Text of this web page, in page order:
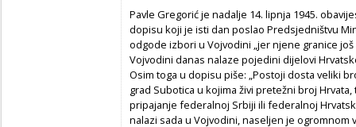
Pavle Gregorić je nadalje 14. lipnja 1945.
dopisu koji je isti dan poslao Predsjedništvu
odgode izbori u Vojvodini „jer njene granice
Vojvodini danas nalaze pojedini dijelovi
Osim toga u dopisu piše: „Postoji dosta veliki
grad Subotica u kojima živi pretežni broj
pripajanje federalnoj Srbiji ili federalnoj
nalazi sada u Vojvodini, naseljen je ogromnom